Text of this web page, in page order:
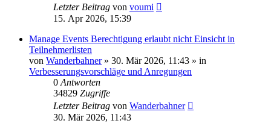
Letzter Beitrag von voumi
15. Apr 2026, 15:39
Manage Events Berechtigung erlaubt nicht Einsicht in
Teilnehmerlisten
von Wanderbahner» 30. Mär 2026, 11:43 » in
Verbesserungsvorschläge und Anregungen
0 Antworten
34829 Zugriffe
Letzter Beitrag von Wanderbahner
30. Mär 2026, 11:43